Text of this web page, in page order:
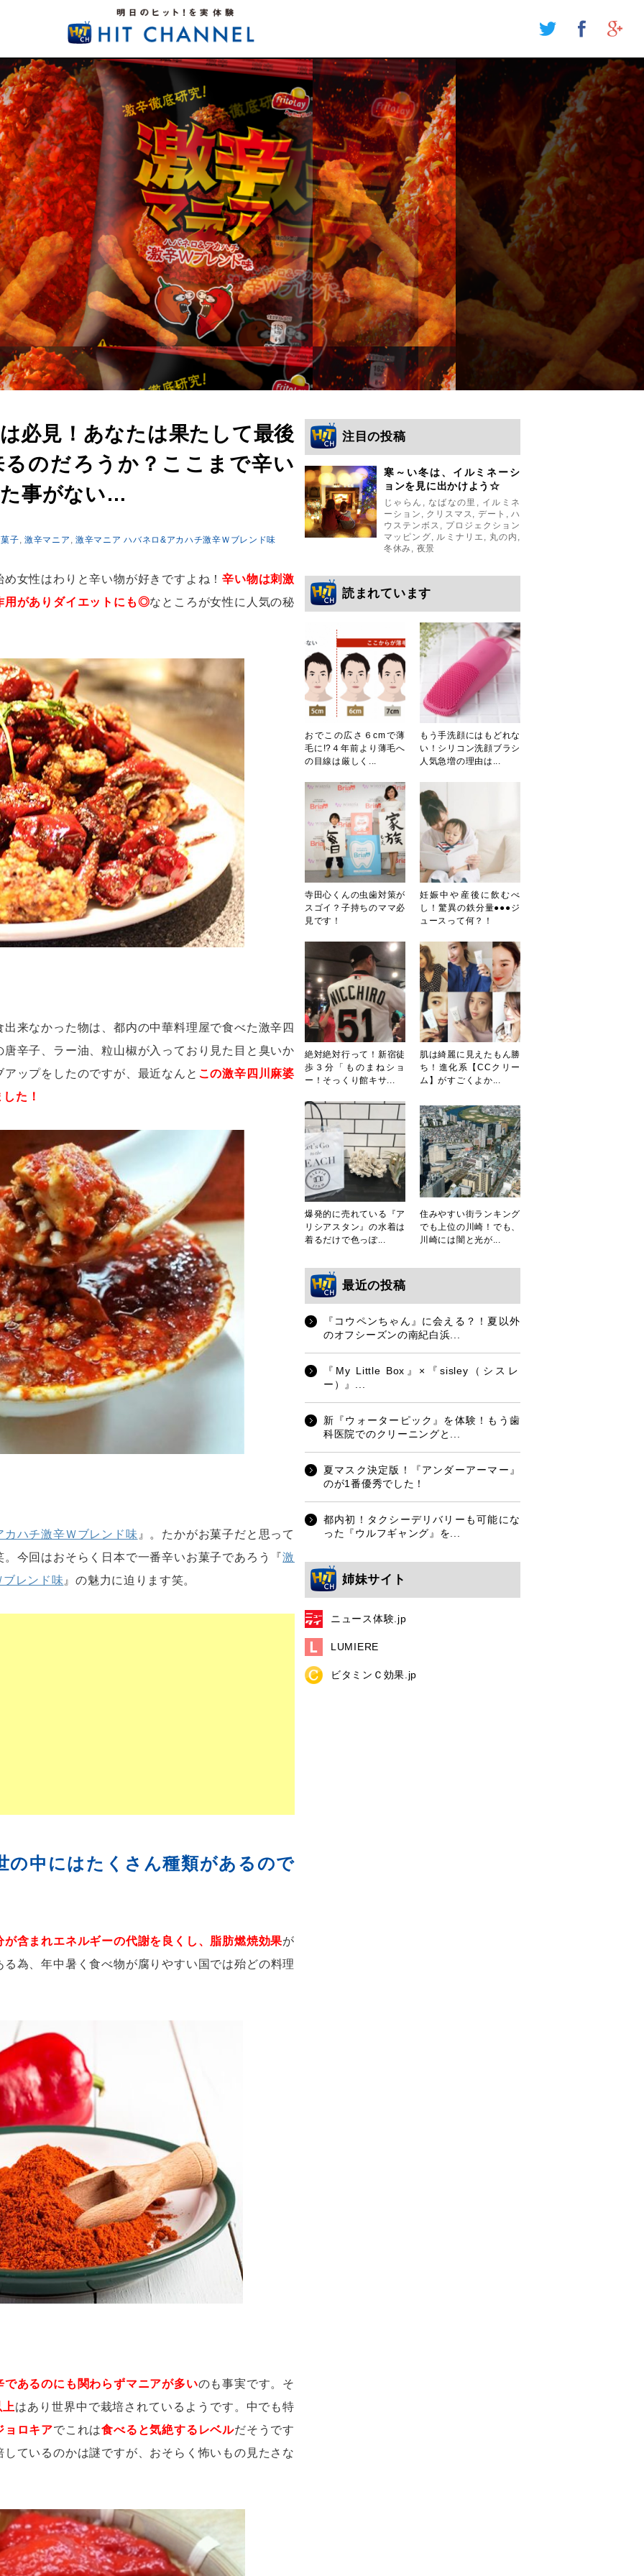
必見！あなたは果たして最後
のだろうか？ここまで辛い
事がない…
子,激辛マニア , 激辛マニア ハバネロ&アカハチ激辛Ｗブレンド味
女性はわりと辛い物が好きですよね！辛い物は刺激
用がありダイエットにも◎なところが女性に人気の秘
来なかった物は、都内の中華料理屋で食べた激辛四
辛子、ラー油、粒山椒が入っており見た目と臭いか
ップをしたのですが、最近なんと この激辛四川麻婆
た！
ハチ激辛Ｗブレンド味 』。たかがお菓子だと思って
今回はおそらく日本で一番辛いお菓子であろう『激
レンド味 』の魅力に迫ります笑。
の中にはたくさん種類があるので
含まれエネルギーの代謝を良くし、脂肪燃焼効果が
る為、年中暑く食べ物が腐りやすい国では殆どの料理
であるのにも関わらずマニアが多いのも事実です。そ
はあり世界中で栽培されているようです。中でも特
ョロキアでこれは食べると気絶するレベルだそうです
ているのかは謎ですが、おそらく怖いもの見たさな
注目の投稿
寒～い冬は、イルミネーシ
ョンを見に出かけよう☆
じゃらん , なばなの里 , イルミネ
ーション , クリスマス,デート ,ハ
ウステンボス , プロジェクション
マッピング, ルミナリエ , 丸の内 ,
冬休み, 夜景
読まれています
おでこの広さ６cmで薄
毛に!?４年前より薄毛へ
の目線は厳しく...
もう手洗顔にはもどれな
い！シリコン洗顔ブラシ
人気急増の理由は...
寺田心くんの虫歯対策が
スゴイ？子持ちのママ必
見です！
妊娠中や産後に飲むべ
し！驚異の鉄分量●●●ジ
ュースって何？！
絶対絶対行って！新宿徒
歩３分「ものまねショ
ー！そっくり館キサ...
肌は綺麗に見えたもん勝
ち！進化系【CCクリー
ム】がすごくよか...
爆発的に売れている『ア
リシアスタン』の水着は
着るだけで色っぽ...
住みやすい街ランキング
でも上位の川崎！でも、
川崎には闇と光が...
最近の投稿
『コウペンちゃん』に会える？！夏以外
のオフシーズンの南紀白浜...
『My Little Box』×『sisley（シスレ
ー）』...
新『ウォーターピック』を体験！もう歯
科医院でのクリーニングと...
夏マスク決定版！『アンダーアーマー』
のが1番優秀でした！
都内初！タクシーデリバリーも可能にな
った『ウルフギャング』を...
姉妹サイト
ニュース体験.jp
LUMIERE
ビタミンＣ効果.jp